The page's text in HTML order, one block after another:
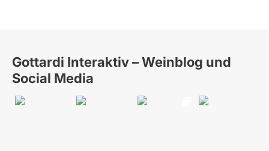
Gottardi Interaktiv – Weinblog und
Social Media